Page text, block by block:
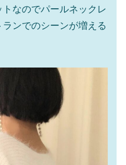
なのでパールネックレ
ンでのシーンが増える